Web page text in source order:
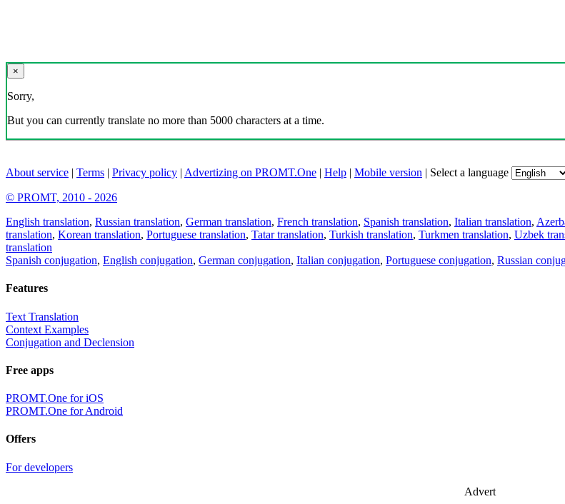
×
Sorry,
But you can currently translate no more than 5000 characters at a time.
About service | Terms | Privacy policy | Advertizing on PROMT.One | Help | Mobile version | Select a language
© PROMT, 2010 - 2026
English translation, Russian translation, German translation, French translation, Spanish translation, Italian translation,
translation, Korean translation, Portuguese translation, Tatar translation, Turkish translation, Turkmen translation, Uzbek
translation
Spanish conjugation, English conjugation, German conjugation, Italian conjugation, Portuguese conjugation, Russian
Features
Text Translation
Context Examples
Conjugation and Declension
Free apps
PROMT.One for iOS
PROMT.One for Android
Offers
For developers
Advert